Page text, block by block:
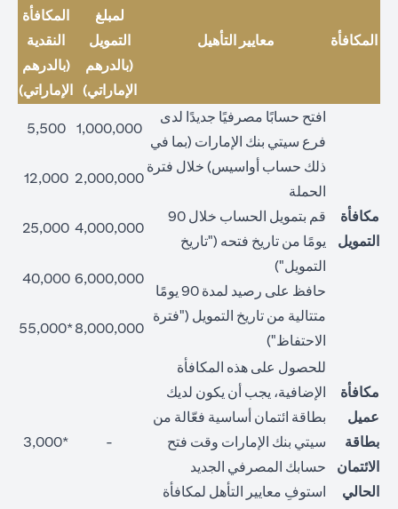
المكافأة معايير التأهيل
لمبلغ
التمويل
(بالدرهم
الإماراتي)
المكافأة
النقدية
(بالدرهم
الإماراتي)
مكافأة
التمويل
افتح حسابًا مصرفيًا جديدًا لدى
فرع سيتي بنك الإمارات (بما في
ذلك حساب أواسيس) خلال فترة
الحملة
قم بتمويل الحساب خلال 90
يومًا من تاريخ فتحه ("تاريخ
التمويل")
حافظ على رصيد لمدة 90 يومًا
متتالية من تاريخ التمويل ("فترة
الاحتفاظ")
1,000,000
5,500
2,000,000
12,000
4,000,000
25,000
6,000,000
40,000
8,000,000
*55,000
مكافأة
عميل
بطاقة
الائتمان
الحالي
للحصول على هذه المكافأة
الإضافية، يجب أن يكون لديك
بطاقة ائتمان أساسية فعّالة من
سيتي بنك الإمارات وقت فتح
حسابك المصرفي الجديد
استوفِ معايير التأهل لمكافأة
-
*3,000